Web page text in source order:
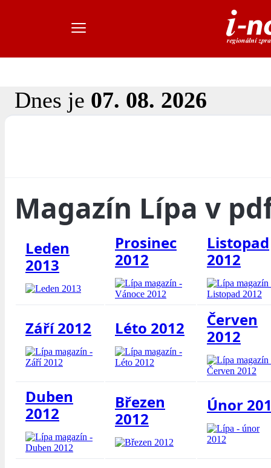
Dnes je 07. 08. 2026
Magazín Lípa v
Leden
2013
Prosinec
2012
Listopad
2012
Září 2012 Léto 2012
Červen
2012
Duben
2012
Březen
2012
Únor